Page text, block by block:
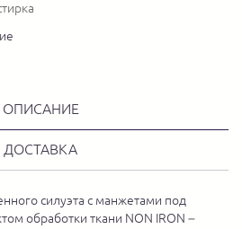
ОПИСАНИЕ
ДОСТАВКА
силуэта с манжетами под
обработки ткани NON IRON –